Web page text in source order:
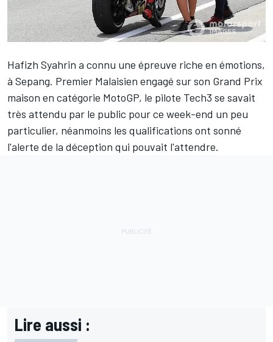
Hafizh Syahrin a connu une épreuve riche en émotions,
à Sepang. Premier Malaisien engagé sur son Grand Prix
maison en catégorie MotoGP, le pilote Tech3 se savait
très attendu par le public pour ce week-end un peu
particulier, néanmoins les qualifications ont sonné
l'alerte de la déception qui pouvait l'attendre.
Lire aussi :